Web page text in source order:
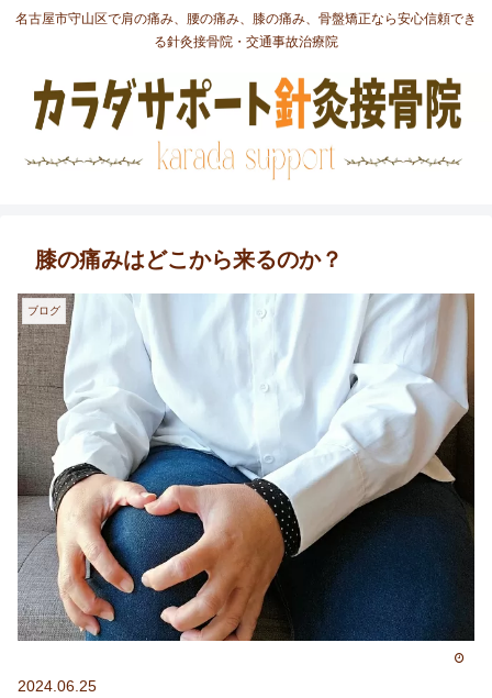
名古屋市守山区で肩の痛み、腰の痛み、膝の痛み、骨盤矯正なら安心信頼でき
る針灸接骨院・交通事故治療院
膝の痛みはどこから来るのか？
ブログ
2024.06.25